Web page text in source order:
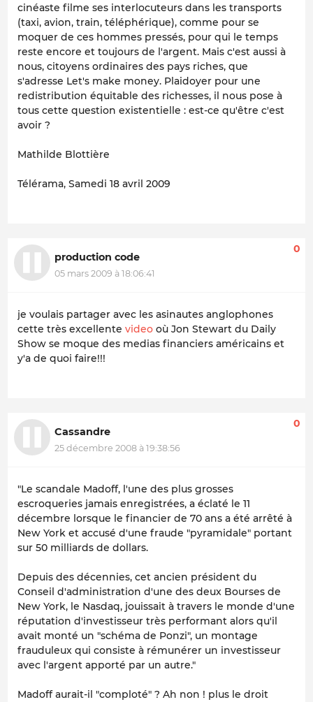
cinéaste filme ses interlocuteurs dans les transports
(taxi, avion, train, téléphérique), comme pour se
moquer de ces hommes pressés, pour qui le temps
reste encore et toujours de l'argent. Mais c'est aussi à
nous, citoyens ordinaires des pays riches, que
s'adresse Let's make money. Plaidoyer pour une
redistribution équitable des richesses, il nous pose à
tous cette question existentielle : est-ce qu'être c'est
avoir ?
Mathilde Blottière
Télérama, Samedi 18 avril 2009
production code
05 mars 2009 à 18:06:41
0
je voulais partager avec les asinautes anglophones
cette très excellente video où Jon Stewart du Daily
Show se moque des medias financiers américains et
y'a de quoi faire!!!
Cassandre
25 décembre 2008 à 19:38:56
0
"Le scandale Madoff, l'une des plus grosses
escroqueries jamais enregistrées, a éclaté le 11
décembre lorsque le financier de 70 ans a été arrêté à
New York et accusé d'une fraude "pyramidale" portant
sur 50 milliards de dollars.
Depuis des décennies, cet ancien président du
Conseil d'administration d'une des deux Bourses de
New York, le Nasdaq, jouissait à travers le monde d'une
réputation d'investisseur très performant alors qu'il
avait monté un "schéma de Ponzi", un montage
frauduleux qui consiste à rémunérer un investisseur
avec l'argent apporté par un autre."
Madoff aurait-il "comploté" ? Ah non ! plus le droit